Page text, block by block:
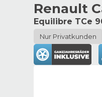
Renault
Equilibre TCe
Nur Privatkunden